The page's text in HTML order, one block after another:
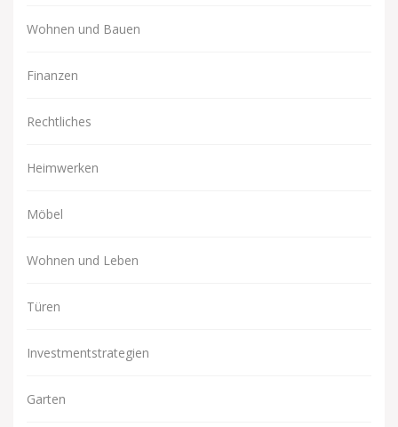
Wohnen und Bauen
Finanzen
Rechtliches
Heimwerken
Möbel
Wohnen und Leben
Türen
Investmentstrategien
Garten